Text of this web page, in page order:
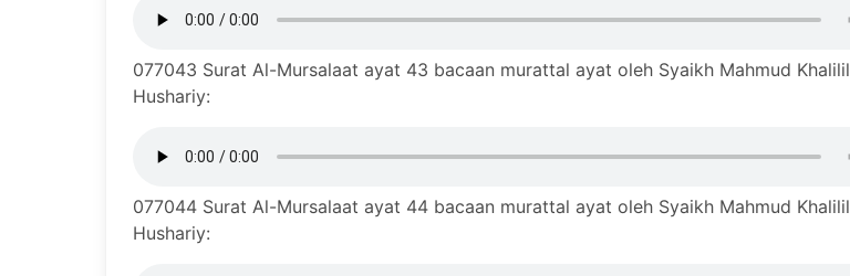
077043 Surat Al-Mursalaat ayat 43 bacaan murattal ayat oleh Syaikh Mahmud Khalilil
Hushariy:
077044 Surat Al-Mursalaat ayat 44 bacaan murattal ayat oleh Syaikh Mahmud Khalilil
Hushariy: